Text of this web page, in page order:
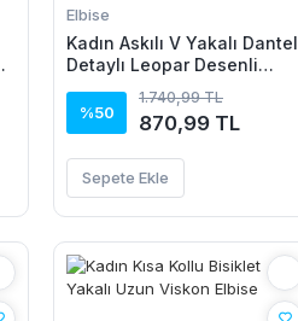
Elbise
Kadın Askılı V Yakalı Dantel
Detaylı Leopar Desenli
Takım
%50
1.740,99 TL
870,99 TL
Sepete Ekle